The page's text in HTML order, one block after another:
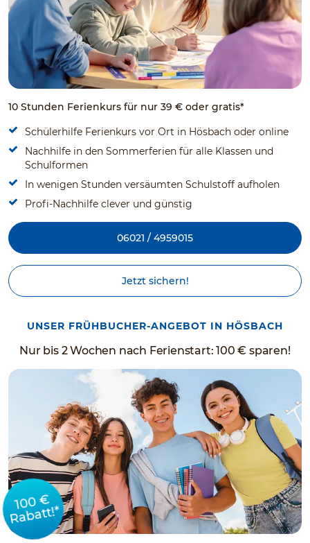
10 Stunden Ferienkurs für nur 39 € oder gratis*
Schülerhilfe Ferienkurs vor Ort in Hösbach oder online
Nachhilfe in den Sommerferien für alle Klassen und
Schulformen
In wenigen Stunden versäumten Schulstoff aufholen
Profi-Nachhilfe clever und günstig
06021 / 4959015
Jetzt sichern!
UNSER FRÜHBUCHER-ANGEBOT IN HÖSBACH
Nur bis 2 Wochen nach Ferienstart: 100 € sparen!
100 €
Rabatt!*